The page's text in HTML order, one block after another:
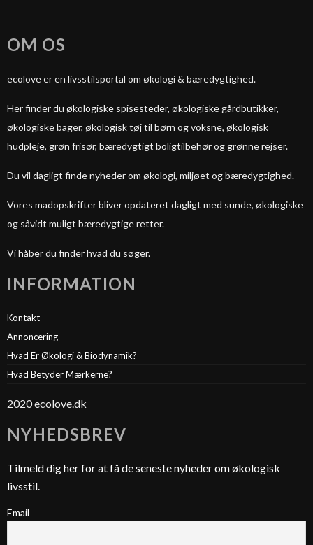
OM OS
ecolove er en livsstilsportal om økologi & bæredygtighed.
Her finder du økologiske spisesteder, økologiske gårdbutikker,
økologiske bager, økologisk tøj til børn og voksne, økologisk
hudpleje, grøn frisør, bæredygtigt boligtilbehør og grønne rejser.
Du vil dagligt finde nyheder om økologi, miljøet og bæredygtighed.
Vores madopskrifter bliver opdateret dagligt med sunde, økologiske
og såvidt muligt bæredygtige retter.
Vi håber du finder hvad du søger.
INFORMATION
Kontakt
Annoncering
Hvad Er Økologi & Biodynamik?
Hvad Betyder Mærkerne?
2020 ecolove.dk
NYHEDSBREV
Tilmeld dig her for at få de seneste nyheder om økologisk
livsstil.
Email